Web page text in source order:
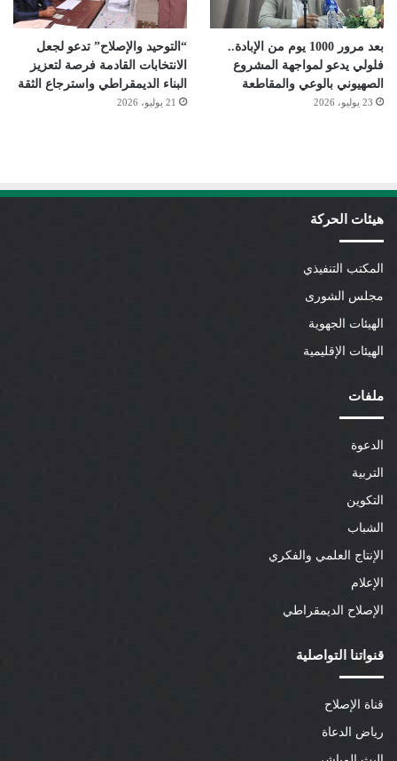
بعد مرور 1000 يوم من الإبادة..
فلولي يدعو لمواجهة المشروع
الصهيوني بالوعي والمقاطعة
23 يوليو، 2026
“التوحيد والإصلاح” تدعو لجعل
الانتخابات القادمة فرصة لتعزيز
البناء الديمقراطي واسترجاع الثقة
21 يوليو، 2026
هيئات الحركة
المكتب التنفيذي
مجلس الشورى
الهيئات الجهوية
الهيئات الإقليمية
ملفات
الدعوة
التربية
التكوين
الشباب
الإنتاج العلمي والفكري
الإعلام
الإصلاح الديمقراطي
قنواتنا التواصلية
قناة الإصلاح
رياض الدعاة